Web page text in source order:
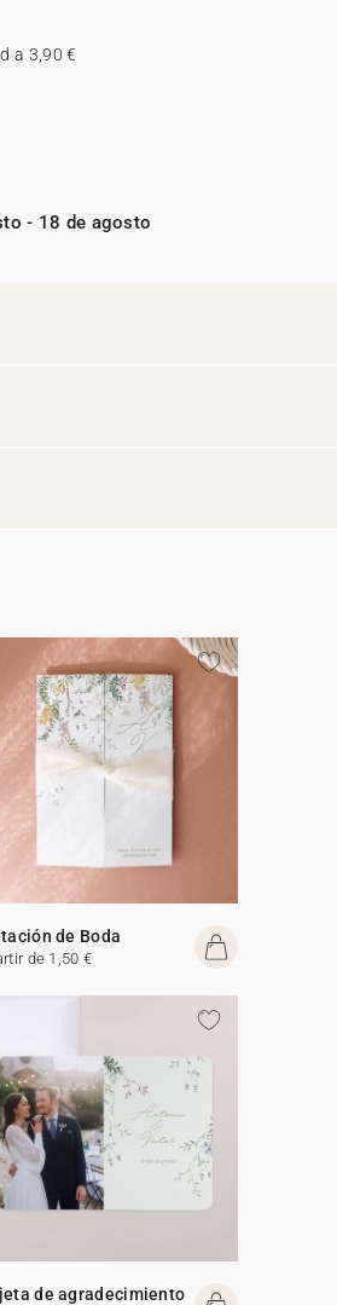
a 3,90 €
- 18 de agosto
de Boda
de 1,50 €
de agradecimiento